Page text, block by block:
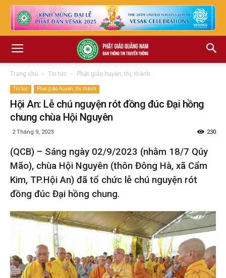
Trang chủ Tin tức Phật giáo huyện, thị, thành
Tin tức Phật giáo huyện, thị, thành
Hội An: Lễ chú nguyện rót đồng đúc Đại hồng
chung chùa Hội Nguyên
2 Tháng 9, 2023 230
(QCB) – Sáng ngày 02/9/2023 (nhằm 18/7 Qúy
Mão), chùa Hội Nguyên (thôn Đông Hà, xã Cẩm
Kim, TP.Hội An) đã tổ chức lễ chú nguyện rót
đồng đúc Đại hồng chung.